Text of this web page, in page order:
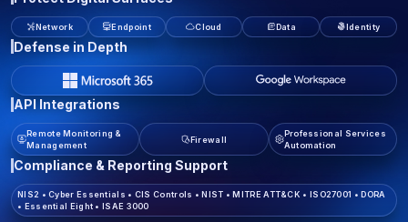
Network Endpoint Cloud Data Identity
Defense in Depth
API Integrations
Remote Monitoring &
Management
Firewall
Professional Services
Automation
Compliance & Reporting Support
NIS2 •Cyber Essentials • CIS Controls • NIST • MITRE ATT&CK • ISO27001 • DORA
• Essential Eight • ISAE 3000